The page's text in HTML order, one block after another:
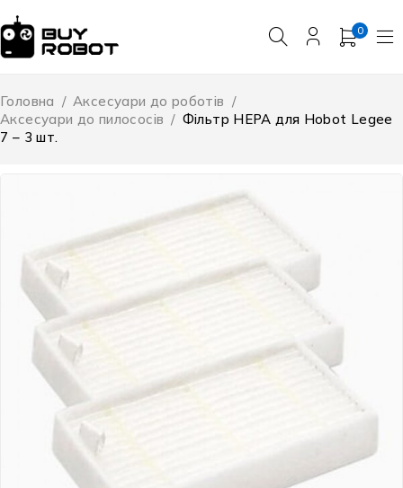
0
Головна / Аксесуари до роботів /
Аксесуари до пилососів / Фільтр HEPA для Hobot Legee
7 – 3 шт.